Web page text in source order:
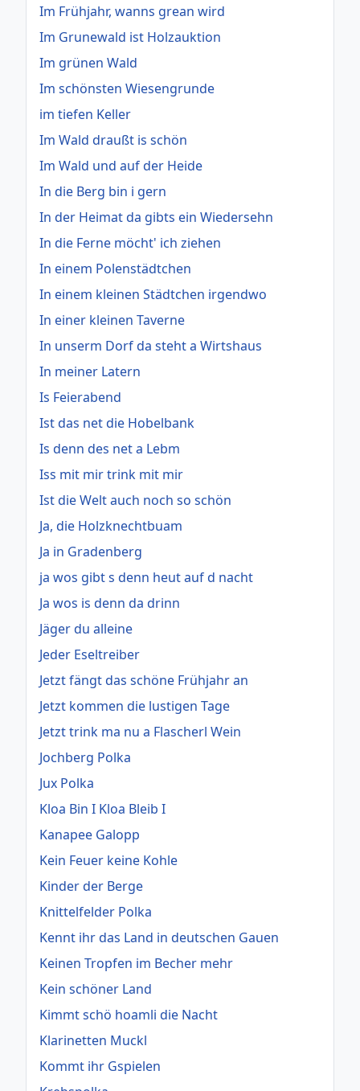
Im Frühjahr, wanns grean wird
Im Grunewald ist Holzauktion
Im grünen Wald
Im schönsten Wiesengrunde
im tiefen Keller
Im Wald draußt is schön
Im Wald und auf der Heide
In die Berg bin i gern
In der Heimat da gibts ein Wiedersehn
In die Ferne möcht' ich ziehen
In einem Polenstädtchen
In einem kleinen Städtchen irgendwo
In einer kleinen Taverne
In unserm Dorf da steht a Wirtshaus
In meiner Latern
Is Feierabend
Ist das net die Hobelbank
Is denn des net a Lebm
Iss mit mir trink mit mir
Ist die Welt auch noch so schön
Ja, die Holzknechtbuam
Ja in Gradenberg
ja wos gibt s denn heut auf d nacht
Ja wos is denn da drinn
Jäger du alleine
Jeder Eseltreiber
Jetzt fängt das schöne Frühjahr an
Jetzt kommen die lustigen Tage
Jetzt trink ma nu a Flascherl Wein
Jochberg Polka
Jux Polka
Kloa Bin I Kloa Bleib I
Kanapee Galopp
Kein Feuer keine Kohle
Kinder der Berge
Knittelfelder Polka
Kennt ihr das Land in deutschen Gauen
Keinen Tropfen im Becher mehr
Kein schöner Land
Kimmt schö hoamli die Nacht
Klarinetten Muckl
Kommt ihr Gspielen